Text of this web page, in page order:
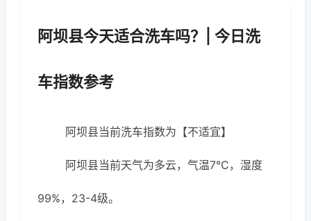
阿坝县今天适合洗车吗？| 今日洗
车指数参考
阿坝县当前洗车指数为【不适宜】
阿坝县当前天气为多云，气温7℃，湿度
99%，23-4级。